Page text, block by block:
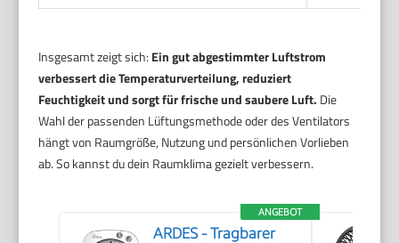
Insgesamt zeigt sich: Ein gut abgestimmter Luftstrom
verbessert die Temperaturverteilung, reduziert
Feuchtigkeit und sorgt für frische und saubere Luft. Die
Wahl der passenden Lüftungsmethode oder des Ventilators
hängt von Raumgröße, Nutzung und persönlichen Vorlieben
ab. So kannst du dein Raumklima gezielt verbessern.
ANGEBOT
ARDES - Tragbarer